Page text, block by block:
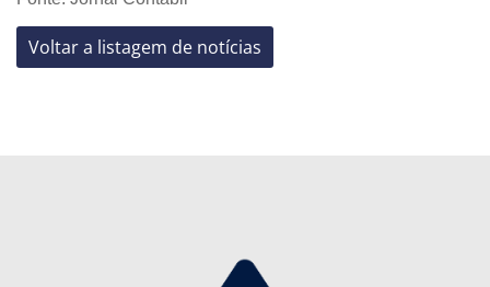
Voltar a listagem de notícias